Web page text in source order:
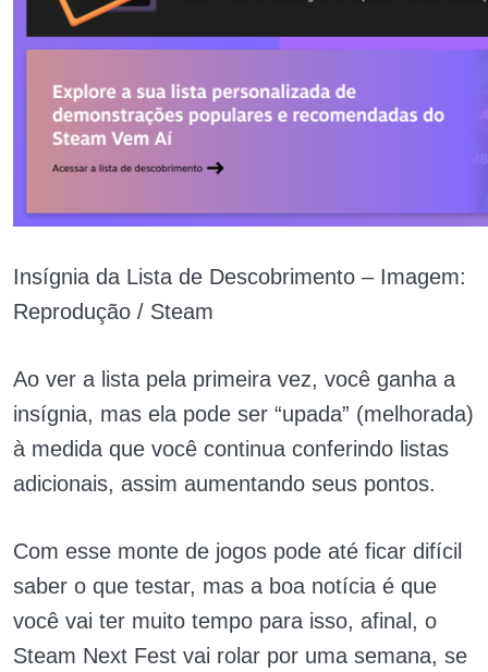
Insígnia da Lista de Descobrimento – Imagem:
Reprodução / Steam
Ao ver a lista pela primeira vez, você ganha a
insígnia, mas ela pode ser “upada” (melhorada)
à medida que você continua conferindo listas
adicionais, assim aumentando seus pontos.
Com esse monte de jogos pode até ficar difícil
saber o que testar, mas a boa notícia é que
você vai ter muito tempo para isso, afinal, o
Steam Next Fest vai rolar por uma semana, se